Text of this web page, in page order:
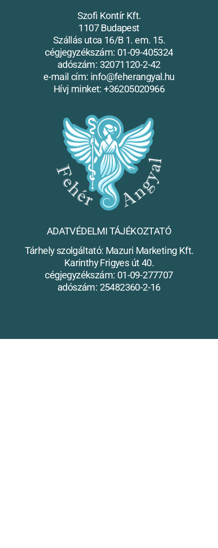
Szofi Kontír Kft.
1107 Budapest
Szállás utca 16/B 1. em. 15.
cégjegyzékszám: 01-09-405324
adószám: 32071120-2-42
e-mail cím: info@feherangyal.hu
Hívj minket: +36205020966
ADATVÉDELMI TÁJÉKOZTATÓ
Tárhely szolgáltató: Mazuri Marketing Kft.
Karinthy Frigyes út 40.
cégjegyzékszám: 01-09-277707
adószám: 25482360-2-16